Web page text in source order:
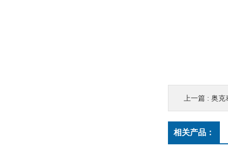
上一篇 : 奥克
相关产品：